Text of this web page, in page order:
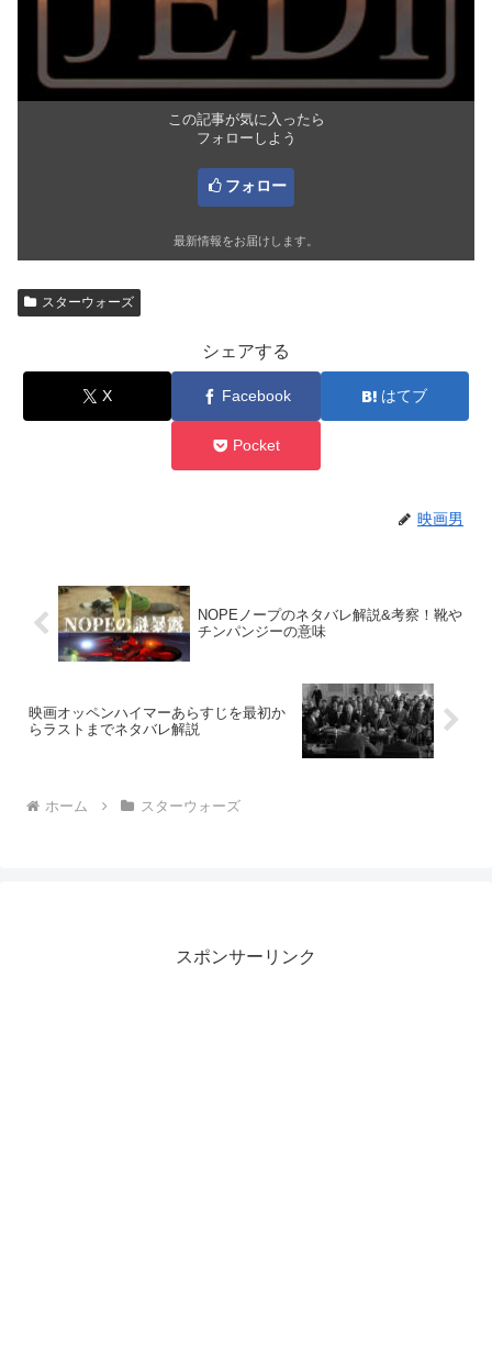
この記事が気に入ったら
フォローしよう
フォロー
最新情報をお届けします。
スターウォーズ
シェアする
X Facebook はてブ
Pocket
映画男
NOPEノープのネタバレ解説&考察！靴や
チンパンジーの意味
映画オッペンハイマーあらすじを最初か
らラストまでネタバレ解説
ホーム スターウォーズ
スポンサーリンク